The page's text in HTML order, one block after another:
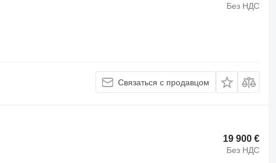
Без НДС
Связаться с продавцом
19 900 €
Без НДС